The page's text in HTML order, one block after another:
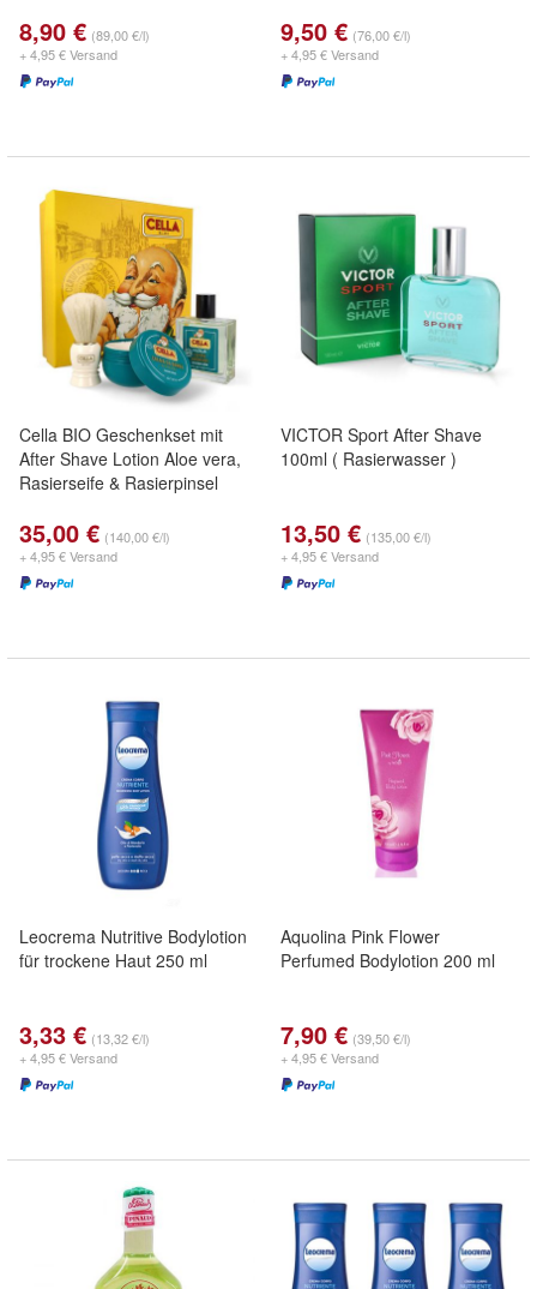
8,90 € (89,00 €/l)
+ 4,95 € Versand
9,50 € (76,00 €/l)
+ 4,95 € Versand
Cella BIO Geschenkset mit
After Shave Lotion Aloe vera,
Rasierseife & Rasierpinsel
35,00 € (140,00 €/l)
+ 4,95 € Versand
VICTOR Sport After Shave
100ml ( Rasierwasser )
13,50 € (135,00 €/l)
+ 4,95 € Versand
Leocrema Nutritive Bodylotion
für trockene Haut 250 ml
3,33 € (13,32 €/l)
+ 4,95 € Versand
Aquolina Pink Flower
Perfumed Bodylotion 200 ml
7,90 € (39,50 €/l)
+ 4,95 € Versand